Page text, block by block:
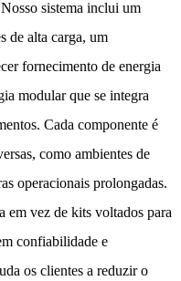
sistema inclui um
de alta carga, um
fornecimento de energia
modular que se integra
Cada componente é
como ambientes de
operacionais prolongadas.
em vez de kits voltados para
confiabilidade e
os clientes a reduzir o